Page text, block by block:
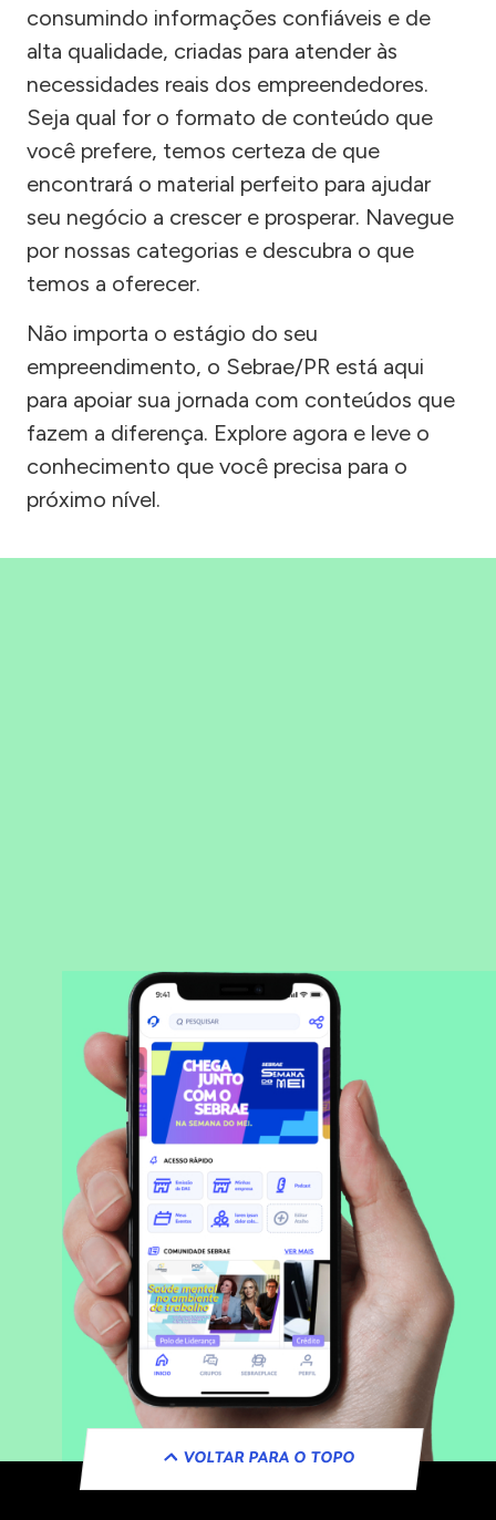
consumindo informações confiáveis e de
alta qualidade, criadas para atender às
necessidades reais dos empreendedores.
Seja qual for o formato de conteúdo que
você prefere, temos certeza de que
encontrará o material perfeito para ajudar
seu negócio a crescer e prosperar. Navegue
por nossas categorias e descubra o que
temos a oferecer.
Não importa o estágio do seu
empreendimento, o Sebrae/PR está aqui
para apoiar sua jornada com conteúdos que
fazem a diferença. Explore agora e leve o
conhecimento que você precisa para o
próximo nível.
VOLTAR PARA O TOPO